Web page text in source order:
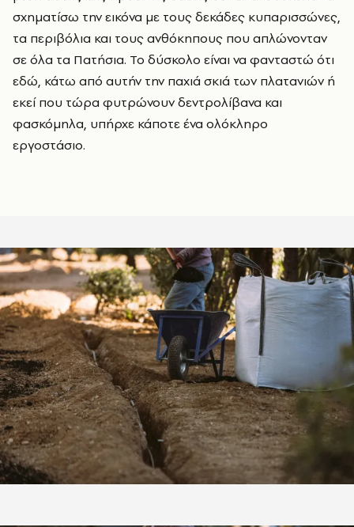
σχηματίσω την εικόνα με τους δεκάδες κυπαρισσώνες,
τα περιβόλια και τους ανθόκηπους που απλώνονταν
σε όλα τα Πατήσια. Το δύσκολο είναι να φανταστώ ότι
εδώ, κάτω από αυτήν την παχιά σκιά των πλατανιών ή
εκεί που τώρα φυτρώνουν δεντρολίβανα και
φασκόμηλα, υπήρχε κάποτε ένα ολόκληρο
εργοστάσιο.